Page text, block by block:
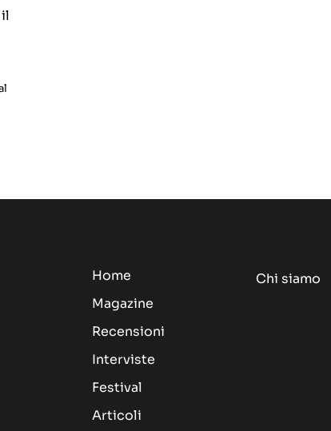
Home
Magazine
Recensioni
Interviste
Festival
Articoli
Chi siamo